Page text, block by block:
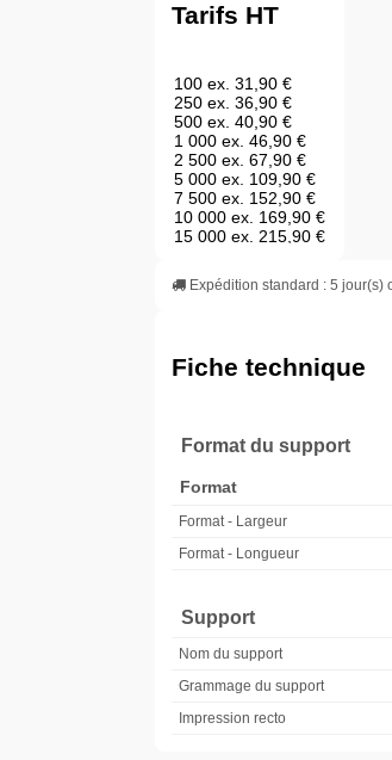
Tarifs HT
100 ex. 31,90 €
250 ex. 36,90 €
500 ex. 40,90 €
1 000 ex. 46,90 €
2 500 ex. 67,90 €
5 000 ex. 109,90 €
7 500 ex. 152,90 €
10 000 ex. 169,90 €
15 000 ex. 215,90 €
25 000 ex.
30 000 ex. 403,90 €
Expédition standard : 5 jour(s)
Fiche technique
Format du support
Format
Format - Largeur
Format - Longueur
Support
Nom du support
Grammage du support
Impression recto